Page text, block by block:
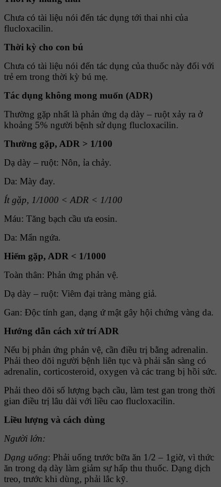
Chưa có tài liệu nói đến tác dụng tới thai nhi của
flucloxacilin.
Thời kỳ cho con bú
Chưa có tài liệu nói đến tác dụng của thuốc này đối với
trẻ em trong thời kỳ bú mẹ.
Tác dụng không mong muốn (ADR)
Thường gặp nhất là phản ứng dạ dày – ruột xảy ra ở
khoảng 5% người bệnh sử dụng flucloxacilin.
Thường gặp, ADR > 1/100
Dạ dày – ruột: Nôn, ỉa chảy.
Da: Mày đay.
Ít gặp, 1/1000 < ADR < 1/100
Máu: Tăng bạch cầu ưa eosin.
Da: Mẩn ngứa.
Hiếm gặp, ADR < 1/1000
Toàn thân: Phản ứng phản vệ.
Dạ dày – ruột: Viêm đại tràng màng giả.
Gan: Ðộc tính gan, dạng ứ mật gây hội chứng vàng da.
Hướng dẫn cách xử trí ADR
Nếu bị phản ứng phản vệ, cần điều trị bằng adrenalin.
Phải theo dõi người bệnh liên tục và phải sẵn sàng có
adrenalin, corticosteroid, oxygen và các trang bị hồi sức.
Phải theo dõi số lượng bạch cầu, làm test gan trong thời
gian điều trị lâu dài với liều cao flucloxacilin.
Liều lượng và cách dùng
Người lớn:
Dạng uống: Phải uống trước bữa ăn 1/2 – 1giờ, vì thức
ăn trong dạ dày làm giảm sự hấp thu thuốc. Dạng dịch
treo, trước khi dùng, phải lắc kỹ.